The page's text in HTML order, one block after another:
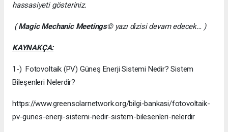
hassasiyeti gösteriniz.
(Magic Mechanic Meetings© yazı dizisi devam edecek… )
KAYNAKÇA:
1-) Fotovoltaik (PV) Güneş Enerji Sistemi Nedir? Sistem
Bileşenleri Nelerdir?
https://www.greensolarnetwork.org/bilgi-bankasi/fotovoltaik-
pv-gunes-enerji-sistemi-nedir-sistem-bilesenleri-nelerdir